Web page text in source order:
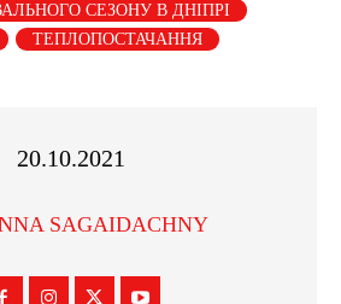
СЕЗОНУ В ДНІПРІ
ТЕПЛОПОСТАЧАННЯ
20.10.2021
SAGAIDACHNY